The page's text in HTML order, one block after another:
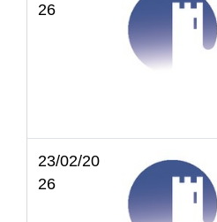
26
23/02/20
26